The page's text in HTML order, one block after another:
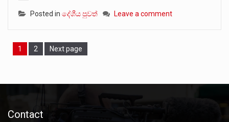
Posted in දේශීය පුවත් Leave a comment
Page
1 Page
2 Next page
Contact